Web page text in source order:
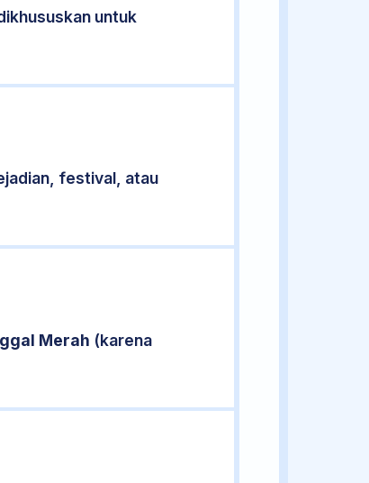
untuk
festival, atau
Merah (karena